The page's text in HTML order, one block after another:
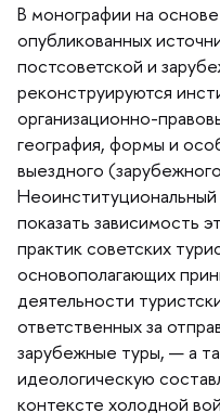
монографии на основе
опубликованных
постсоветской и
реконструируются
организационно-
еография, формы и
ыездного
показать зависимость
практик советских
основополагающих
деятельности
ответственных за
зарубежные туры, — а
идеологическую
контексте холодной